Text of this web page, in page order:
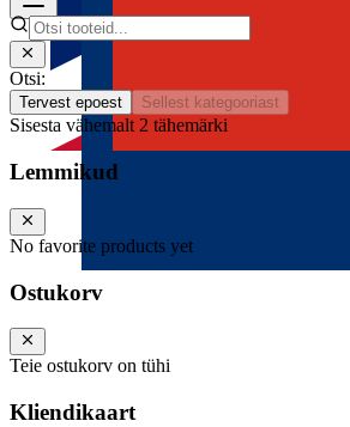
Otsi:
Tervest epoest Sellest kategooriast
Sisesta vähemalt 2 tähemärki
Lemmikud
No favorite products yet
Ostukorv
Teie ostukorv on tühi
Kliendikaart